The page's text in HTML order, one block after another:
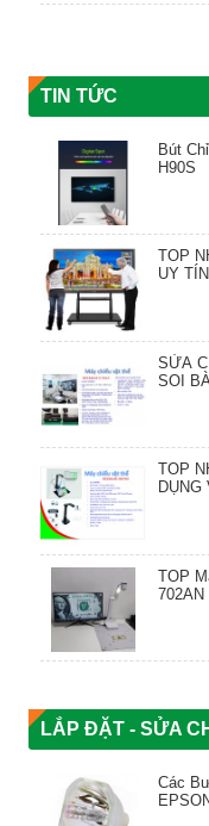
TIN TỨC
Bút
H90S
TOP
UY
SỬA
SOI BÀI
TOP
DỤNG
TOP
702AN
LẮP ĐẶT - SỬA
Các